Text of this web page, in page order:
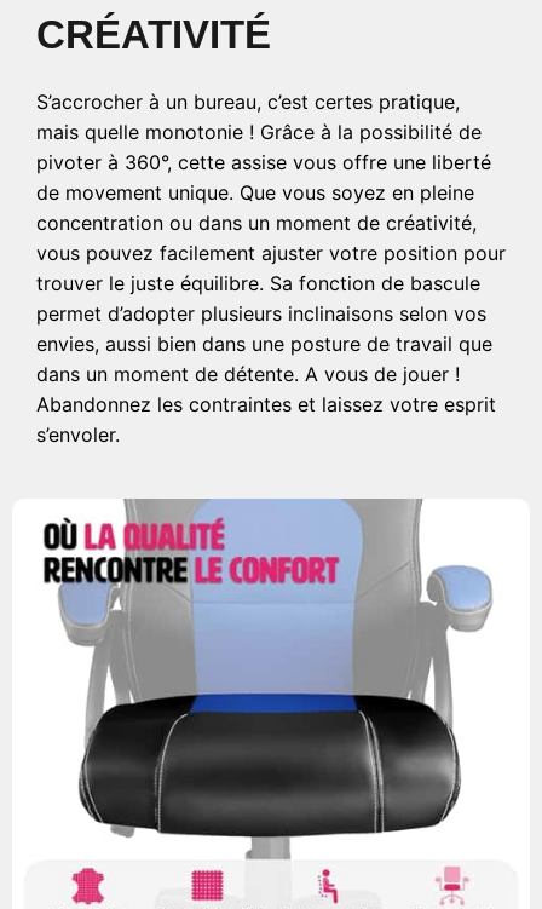
CRÉATIVITÉ
S’accrocher à un bureau, c’est certes pratique,
mais quelle monotonie ! Grâce à la possibilité de
pivoter à 360°, cette assise vous offre une liberté
de movement unique. Que vous soyez en pleine
concentration ou dans un moment de créativité,
vous pouvez facilement ajuster votre position pour
trouver le juste équilibre. Sa fonction de bascule
permet d’adopter plusieurs inclinaisons selon vos
envies, aussi bien dans une posture de travail que
dans un moment de détente. A vous de jouer !
Abandonnez les contraintes et laissez votre esprit
s’envoler.